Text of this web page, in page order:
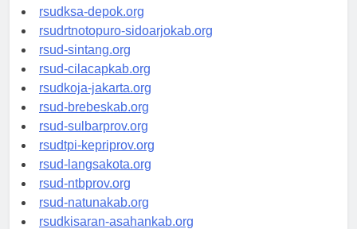
rsudksa-depok.org
rsudrtnotopuro-sidoarjokab.org
rsud-sintang.org
rsud-cilacapkab.org
rsudkoja-jakarta.org
rsud-brebeskab.org
rsud-sulbarprov.org
rsudtpi-kepriprov.org
rsud-langsakota.org
rsud-ntbprov.org
rsud-natunakab.org
rsudkisaran-asahankab.org